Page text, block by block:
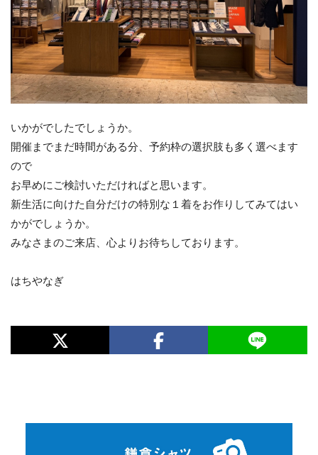
いかがでしたでしょうか。
開催までまだ時間がある分、予約枠の選択肢も多く選べます
ので
お早めにご検討いただければと思います。
新生活に向けた自分だけの特別な１着をお作りしてみてはい
かがでしょうか。
みなさまのご来店、心よりお待ちしております。
はちやなぎ